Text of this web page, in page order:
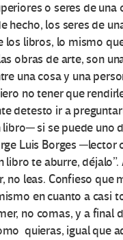
o seres de una
hecho, los seres de
los libros, lo mismo
obras de arte, son
una cosa y una
no tener que
detesto ir a
libro─ si se puede uno
Luis Borges
libro te aburre, déjalo”.
no leas. Confieso que
en cuanto a casi
no comas, y a final
quieras, igual que